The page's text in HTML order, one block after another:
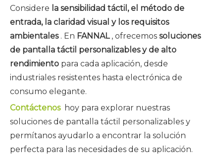
Considere la sensibilidad táctil, el método de
entrada, la claridad visual y los requisitos
ambientales . En FANNAL , ofrecemos soluciones
de pantalla táctil personalizables y de alto
rendimiento para cada aplicación, desde
industriales resistentes hasta electrónica de
consumo elegante.
Contáctenos hoy para explorar nuestras
soluciones de pantalla táctil personalizables y
permítanos ayudarlo a encontrar la solución
perfecta para las necesidades de su aplicación.